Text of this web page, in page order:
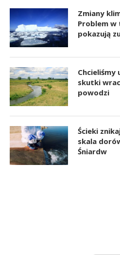
Zmiany
Problem w
pokazują
Chcieliśmy
skutki
powodzi
Ścieki
skala
Śniardw